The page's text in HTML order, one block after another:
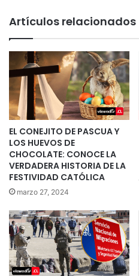
Artículos relacionados
EL CONEJITO DE PASCUA Y
LOS HUEVOS DE
CHOCOLATE: CONOCE LA
VERDADERA HISTORIA DE LA
FESTIVIDAD CATÓLICA
marzo 27, 2024